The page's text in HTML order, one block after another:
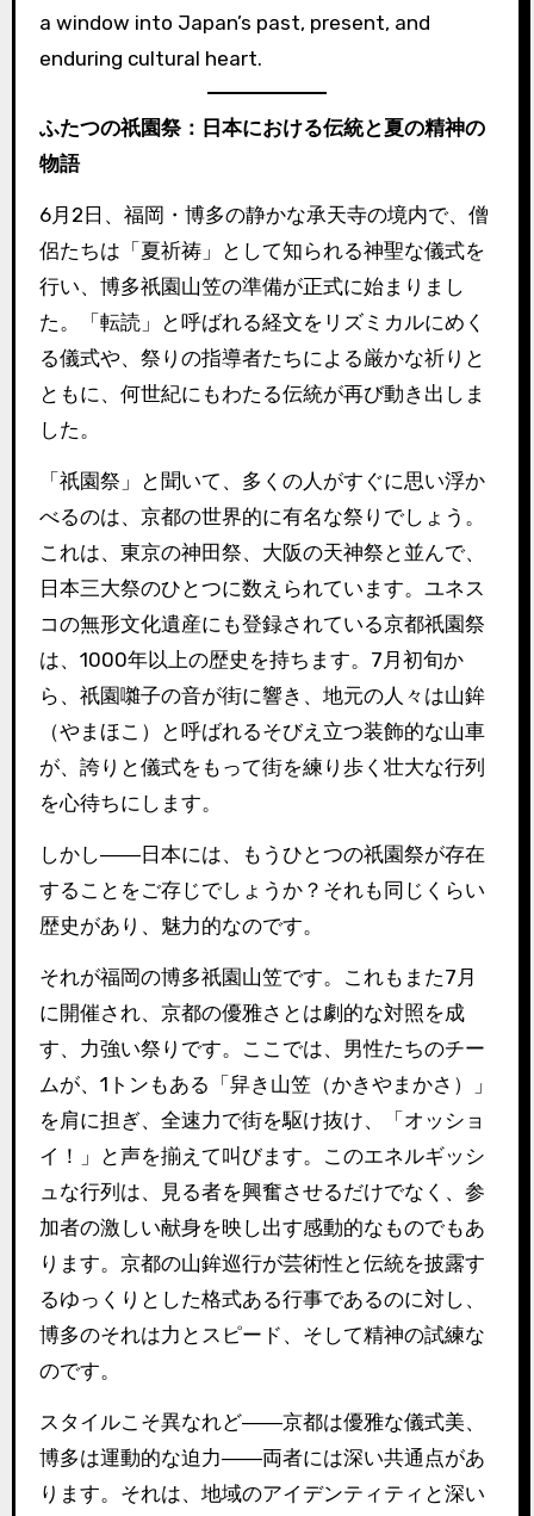
a window into Japan’s past, present, and
enduring cultural heart.
ふたつの祇園祭：日本における伝統と夏の精神の
物語
6月2日、福岡・博多の静かな承天寺の境内で、僧
侶たちは「夏祈祷」として知られる神聖な儀式を
行い、博多祇園山笠の準備が正式に始まりまし
た。「転読」と呼ばれる経文をリズミカルにめく
る儀式や、祭りの指導者たちによる厳かな祈りと
ともに、何世紀にもわたる伝統が再び動き出しま
した。
「祇園祭」と聞いて、多くの人がすぐに思い浮か
べるのは、京都の世界的に有名な祭りでしょう。
これは、東京の神田祭、大阪の天神祭と並んで、
日本三大祭のひとつに数えられています。ユネス
コの無形文化遺産にも登録されている京都祇園祭
は、1000年以上の歴史を持ちます。7月初旬か
ら、祇園囃子の音が街に響き、地元の人々は山鉾
（やまほこ）と呼ばれるそびえ立つ装飾的な山車
が、誇りと儀式をもって街を練り歩く壮大な行列
を心待ちにします。
しかし――日本には、もうひとつの祇園祭が存在
することをご存じでしょうか？それも同じくらい
歴史があり、魅力的なのです。
それが福岡の博多祇園山笠です。これもまた7月
に開催され、京都の優雅さとは劇的な対照を成
す、力強い祭りです。ここでは、男性たちのチー
ムが、1トンもある「舁き山笠（かきやまかさ）」
を肩に担ぎ、全速力で街を駆け抜け、「オッショ
イ！」と声を揃えて叫びます。このエネルギッシ
ュな行列は、見る者を興奮させるだけでなく、参
加者の激しい献身を映し出す感動的なものでもあ
ります。京都の山鉾巡行が芸術性と伝統を披露す
るゆっくりとした格式ある行事であるのに対し、
博多のそれは力とスピード、そして精神の試練な
のです。
スタイルこそ異なれど――京都は優雅な儀式美、
博多は運動的な迫力――両者には深い共通点があ
ります。それは、地域のアイデンティティと深い